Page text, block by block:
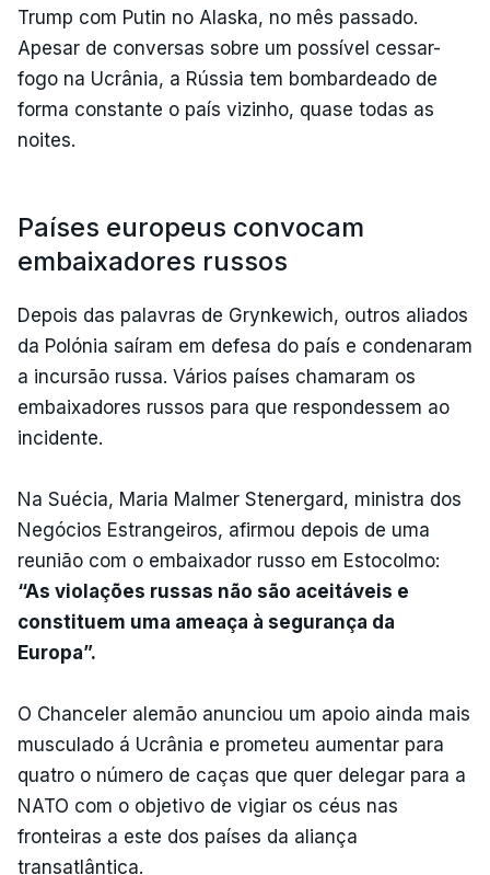
Trump com Putin no Alaska, no mês passado.
Apesar de conversas sobre um possível cessar-
fogo na Ucrânia, a Rússia tem bombardeado de
forma constante o país vizinho, quase todas as
noites.
Países europeus convocam
embaixadores russos
Depois das palavras de Grynkewich, outros aliados
da Polónia saíram em defesa do país e condenaram
a incursão russa. Vários países chamaram os
embaixadores russos para que respondessem ao
incidente.
Na Suécia, Maria Malmer Stenergard, ministra dos
Negócios Estrangeiros, afirmou depois de uma
reunião com o embaixador russo em Estocolmo:
“As violações russas não são aceitáveis e
constituem uma ameaça à segurança da
Europa”.
O Chanceler alemão anunciou um apoio ainda mais
musculado á Ucrânia e prometeu aumentar para
quatro o número de caças que quer delegar para a
NATO com o objetivo de vigiar os céus nas
fronteiras a este dos países da aliança
transatlântica.